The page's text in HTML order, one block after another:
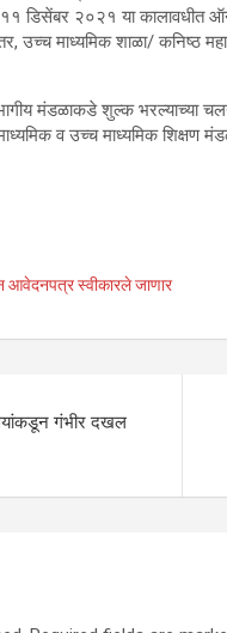
११ डिसेंबर २०२१ या कालावधीत
माध्यमिक शाळा/ कनिष्ठ
मंडळाकडे शुल्क भरल्याच्या
व उच्च माध्यमिक
आवेदनपत्र स्वीकारले जाणार
गंभीर दखल